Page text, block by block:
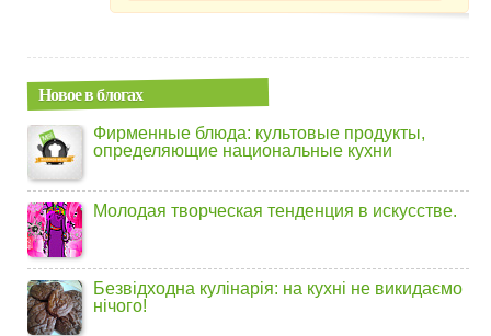
Новое в блогах
Фирменные блюда: культовые продукты,
определяющие национальные кухни
Молодая творческая тенденция в искусстве.
Безвідходна кулінарія: на кухні не викидаємо
нічого!